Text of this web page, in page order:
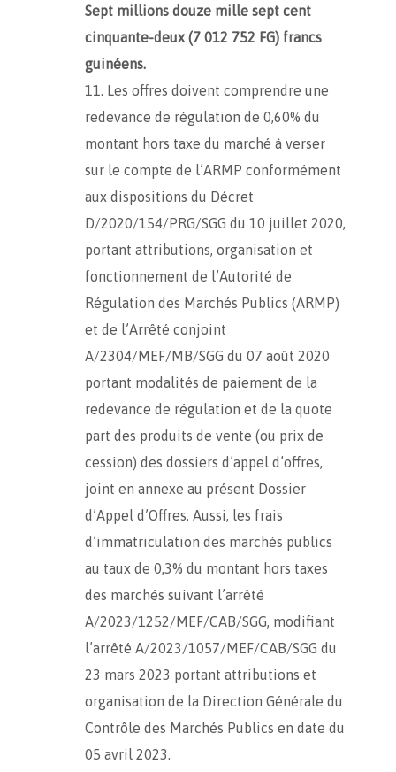
Sept millions douze mille sept cent
cinquante-deux (7 012 752 FG) francs
guinéens.
Les offres doivent comprendre une
redevance de régulation de 0,60% du
montant hors taxe du marché à verser
sur le compte de l’ARMP conformément
aux dispositions du Décret
D/2020/154/PRG/SGG du 10 juillet 2020,
portant attributions, organisation et
fonctionnement de l’Autorité de
Régulation des Marchés Publics (ARMP)
et de l’Arrêté conjoint
A/2304/MEF/MB/SGG du 07 août 2020
portant modalités de paiement de la
redevance de régulation et de la quote
part des produits de vente (ou prix de
cession) des dossiers d’appel d’offres,
joint en annexe au présent Dossier
d’Appel d’Offres. Aussi, les frais
d’immatriculation des marchés publics
au taux de 0,3% du montant hors taxes
des marchés suivant l’arrêté
A/2023/1252/MEF/CAB/SGG, modifiant
l’arrêté A/2023/1057/MEF/CAB/SGG du
23 mars 2023 portant attributions et
organisation de la Direction Générale du
Contrôle des Marchés Publics en date du
05 avril 2023.